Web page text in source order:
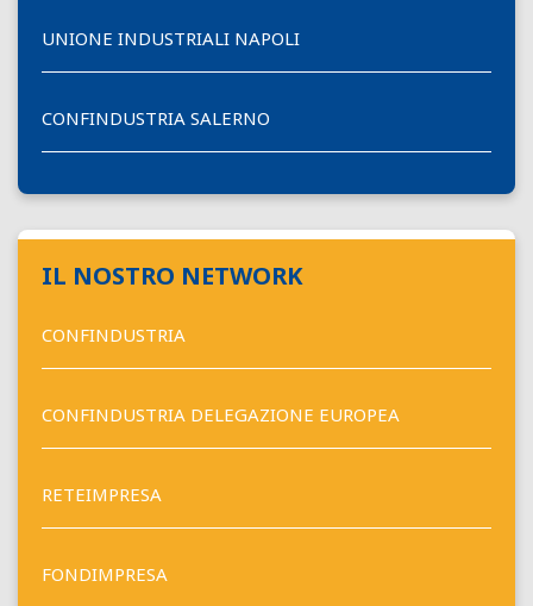
UNIONE INDUSTRIALI NAPOLI
CONFINDUSTRIA SALERNO
IL NOSTRO NETWORK
CONFINDUSTRIA
CONFINDUSTRIA DELEGAZIONE EUROPEA
RETEIMPRESA
FONDIMPRESA